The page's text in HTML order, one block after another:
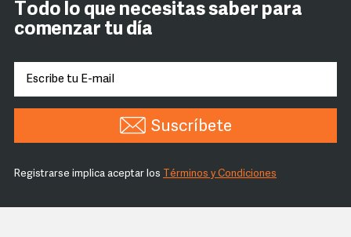
Todo lo que necesitas saber para
comenzar tu día
Suscríbete
Registrarse implica aceptar los Términos y Condiciones